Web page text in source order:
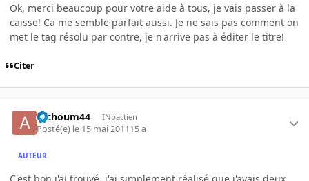
Ok, merci beaucoup pour votre aide à tous, je vais passer à la
caisse! Ca me semble parfait aussi. Je ne sais pas comment on
met le tag résolu par contre, je n'arrive pas à éditer le titre!
Citer
atchoum44 INpactien
Posté(e) le 15 mai 201115 a
AUTEUR